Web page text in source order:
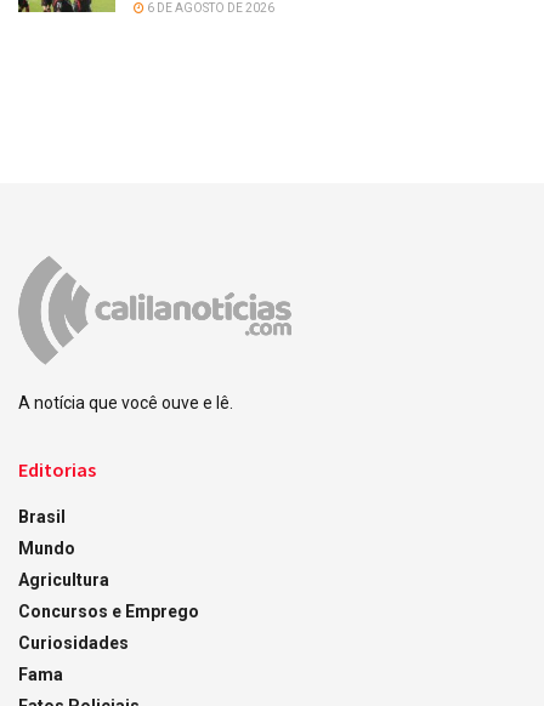
6 DE AGOSTO DE 2026
A notícia que você ouve e lê.
Editorias
Brasil
Mundo
Agricultura
Concursos e Emprego
Curiosidades
Fama